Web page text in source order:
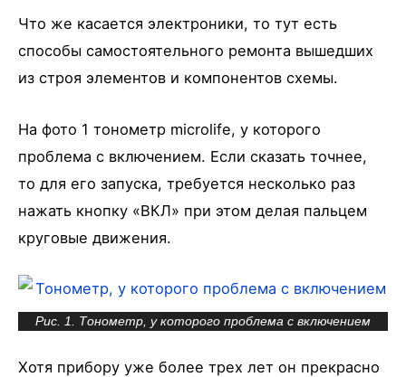
Что же касается электроники, то тут есть
способы самостоятельного ремонта вышедших
из строя элементов и компонентов схемы.
На фото 1 тонометр microlife, у которого
проблема с включением. Если сказать точнее,
то для его запуска, требуется несколько раз
нажать кнопку «ВКЛ» при этом делая пальцем
круговые движения.
Рис. 1. Тонометр, у которого проблема с включением
Хотя прибору уже более трех лет он прекрасно